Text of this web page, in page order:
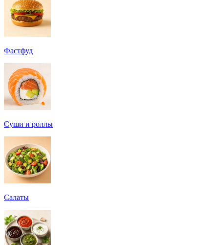
Фастфуд
Суши и роллы
Салаты